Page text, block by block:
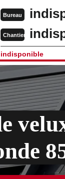
Bureau
Chantier
indisponible